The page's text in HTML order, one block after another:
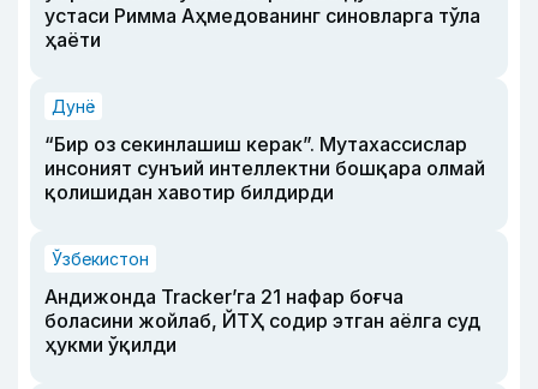
устаси Римма Аҳмедованинг синовларга тўла
ҳаёти
Дунё
“Бир оз секинлашиш керак”. Мутахассислар
инсоният сунъий интеллектни бошқара олмай
қолишидан хавотир билдирди
Ўзбекистон
Андижонда Tracker’га 21 нафар боғча
боласини жойлаб, ЙТҲ содир этган аёлга суд
ҳукми ўқилди